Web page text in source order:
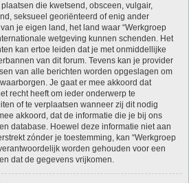
die kwetsend, obsceen, vulgair,
seksueel georiënteerd of enig ander
je eigen land, het land waar “Werkgroep
wetgeving kunnen schenden. Het
kan ertoe leiden dat je met onmiddellijke
van dit forum. Tevens kan je provider
van alle berichten worden opgeslagen om
Je gaat er mee akkoord dat
recht heeft om ieder onderwerp te
of te verplaatsen wanneer zij dit nodig
akkoord, dat de informatie die je bij ons
database. Hoewel deze informatie niet aan
zónder je toestemming, kan “Werkgroep
worden gehouden voor een
dat de gegevens vrijkomen.